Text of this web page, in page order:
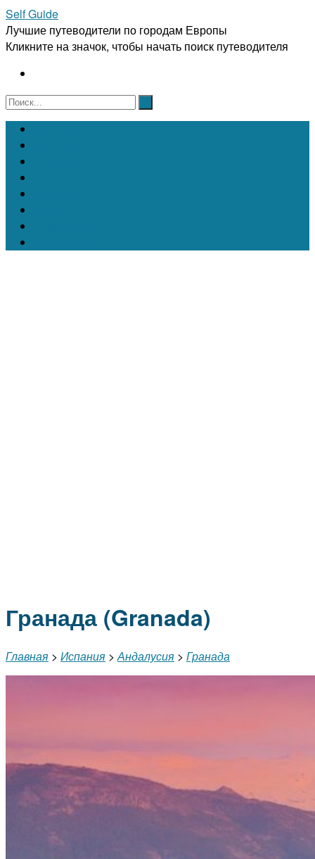
Self Guide
Лучшие путеводители по городам Европы
Кликните на значок, чтобы начать поиск путеводителя
Гранада (Granada)
Главная > Испания >Андалусия > Гранада